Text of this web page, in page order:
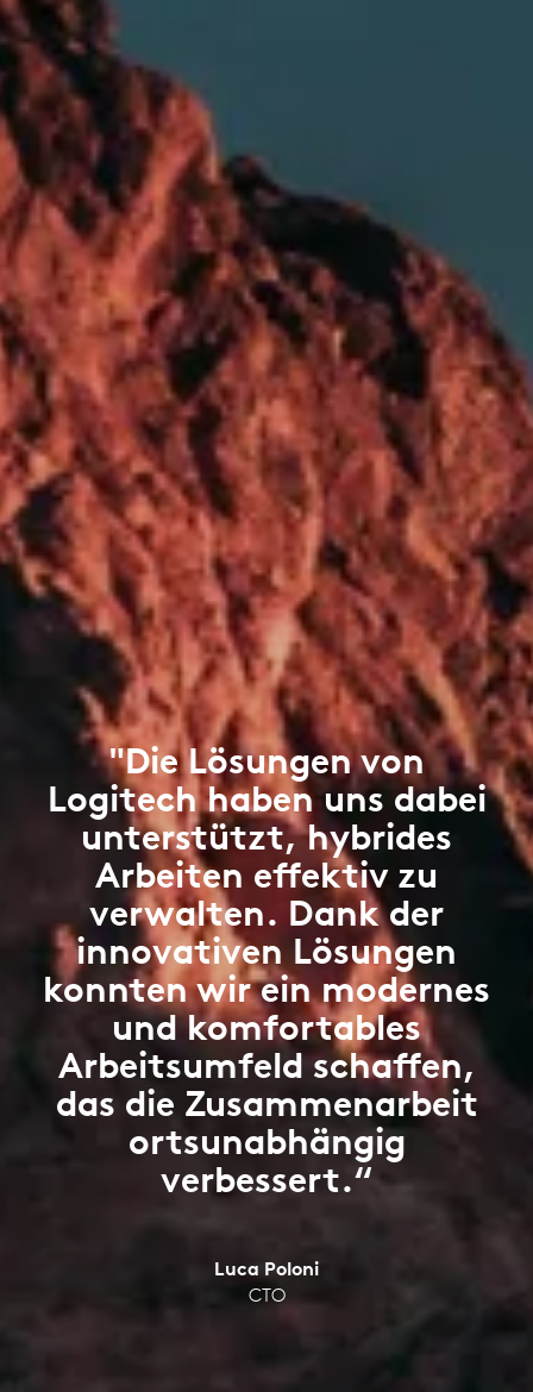
"Die Lösungen von
Logitech haben uns dabei
unterstützt, hybrides
Arbeiten effektiv zu
verwalten. Dank der
innovativen Lösungen
konnten wir ein modernes
und komfortables
Arbeitsumfeld schaffen,
das die Zusammenarbeit
ortsunabhängig
verbessert.“
Luca Poloni
CTO